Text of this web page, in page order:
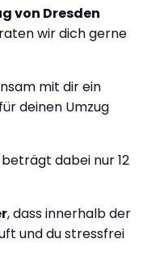
von Dresden
wir dich gerne
mit dir ein
für deinen Umzug
beträgt dabei nur 12
, dass innerhalb der
und du stressfrei